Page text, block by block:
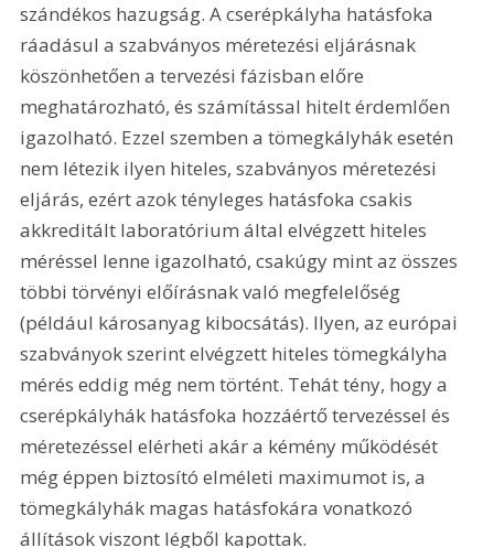
szándékos hazugság. A cserépkályha hatásfoka
ráadásul a szabványos méretezési eljárásnak
köszönhetően a tervezési fázisban előre
meghatározható, és számítással hitelt érdemlően
igazolható. Ezzel szemben a tömegkályhák esetén
nem létezik ilyen hiteles, szabványos méretezési
eljárás, ezért azok tényleges hatásfoka csakis
akkreditált laboratórium által elvégzett hiteles
méréssel lenne igazolható, csakúgy mint az összes
többi törvényi előírásnak való megfelelőség
(például károsanyag kibocsátás). Ilyen, az európai
szabványok szerint elvégzett hiteles tömegkályha
mérés eddig még nem történt. Tehát tény, hogy a
cserépkályhák hatásfoka hozzáértő tervezéssel és
méretezéssel elérheti akár a kémény működését
még éppen biztosító elméleti maximumot is, a
tömegkályhák magas hatásfokára vonatkozó
állítások viszont légből kapottak.